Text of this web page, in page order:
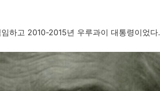
하고 2010-2015년 우루과이 대통령이었다.